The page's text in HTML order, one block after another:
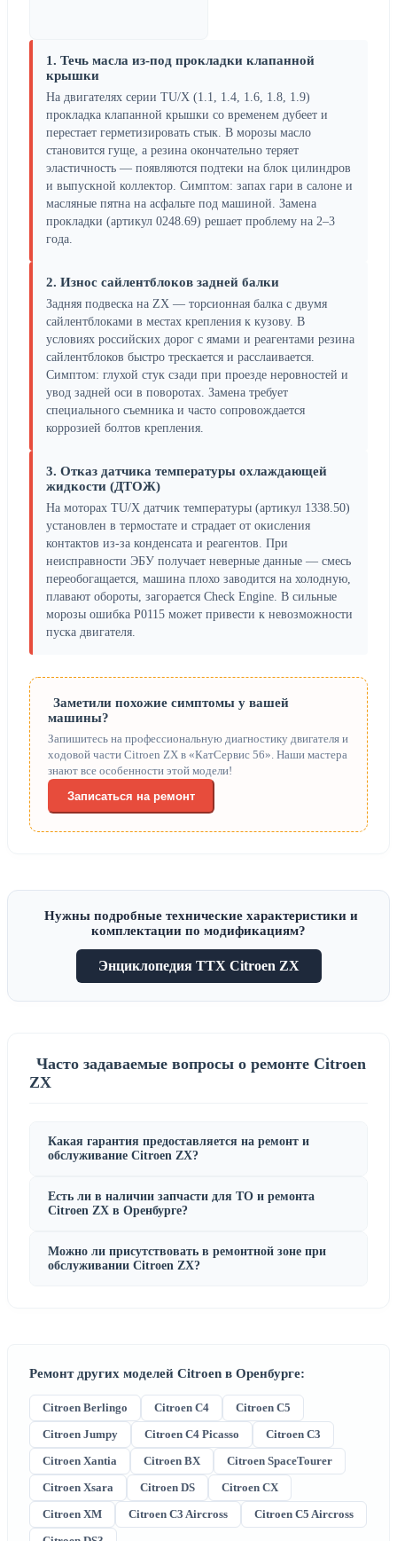
1. Течь масла из-под прокладки клапанной
крышки
На двигателях серии TU/X (1.1, 1.4, 1.6, 1.8, 1.9)
прокладка клапанной крышки со временем дубеет и
перестает герметизировать стык. В морозы масло
становится гуще, а резина окончательно теряет
эластичность — появляются подтеки на блок цилиндров
и выпускной коллектор. Симптом: запах гари в салоне и
масляные пятна на асфальте под машиной. Замена
прокладки (артикул 0248.69) решает проблему на 2–3
года.
2. Износ сайлентблоков задней балки
Задняя подвеска на ZX — торсионная балка с двумя
сайлентблоками в местах крепления к кузову. В
условиях российских дорог с ямами и реагентами резина
сайлентблоков быстро трескается и расслаивается.
Симптом: глухой стук сзади при проезде неровностей и
увод задней оси в поворотах. Замена требует
специального съемника и часто сопровождается
коррозией болтов крепления.
3. Отказ датчика температуры охлаждающей
жидкости (ДТОЖ)
На моторах TU/X датчик температуры (артикул 1338.50)
установлен в термостате и страдает от окисления
контактов из-за конденсата и реагентов. При
неисправности ЭБУ получает неверные данные — смесь
переобогащается, машина плохо заводится на холодную,
плавают обороты, загорается Check Engine. В сильные
морозы ошибка P0115 может привести к невозможности
пуска двигателя.
Заметили похожие симптомы у вашей
машины?
Запишитесь на профессиональную диагностику двигателя и
ходовой части Citroen ZX в «КатСервис 56». Наши мастера
знают все особенности этой модели!
Записаться на ремонт
Нужны подробные технические характеристики и
комплектации по модификациям?
Энциклопедия ТТХ Citroen ZX
Часто задаваемые вопросы о ремонте Citroen
ZX
Какая гарантия предоставляется на ремонт и
обслуживание Citroen ZX?
Есть ли в наличии запчасти для ТО и ремонта
Citroen ZX в Оренбурге?
Можно ли присутствовать в ремонтной зоне при
обслуживании Citroen ZX?
Ремонт других моделей Citroen в Оренбурге:
Citroen Berlingo Citroen C4
Citroen C5
Citroen Jumpy
Citroen C4 Picasso
Citroen C3
Citroen Xantia
Citroen BX
Citroen SpaceTourer
Citroen Xsara
Citroen DS
Citroen CX
Citroen XM
Citroen C3 Aircross
Citroen C5 Aircross